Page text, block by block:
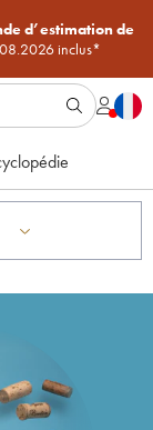
d’estimation de
inclus*